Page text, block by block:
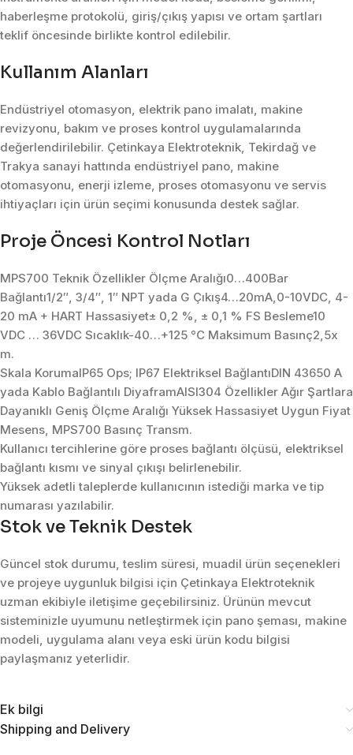
haberleşme protokolü, giriş/çıkış yapısı ve ortam şartları
teklif öncesinde birlikte kontrol edilebilir.
Kullanım Alanları
Endüstriyel otomasyon, elektrik pano imalatı, makine
revizyonu, bakım ve proses kontrol uygulamalarında
değerlendirilebilir. Çetinkaya Elektroteknik, Tekirdağ ve
Trakya sanayi hattında endüstriyel pano, makine
otomasyonu, enerji izleme, proses otomasyonu ve servis
ihtiyaçları için ürün seçimi konusunda destek sağlar.
Proje Öncesi Kontrol Notları
MPS700 Teknik Özellikler Ölçme Aralığı0…400Bar
Bağlantı1/2″, 3/4″, 1″ NPT yada G Çıkış4…20mA,0-10VDC, 4-
20 mA + HART Hassasiyet± 0,2 %, ± 0,1 % FS Besleme10
VDC … 36VDC Sıcaklık-40…+125 °C Maksimum Basınç2,5x
m.
Skala KorumaIP65 Ops; IP67 Elektriksel BağlantıDIN 43650 A
yada Kablo Bağlantılı DiyaframAISI304 Özellikler Ağır Şartlara
Dayanıklı Geniş Ölçme Aralığı Yüksek Hassasiyet Uygun Fiyat
Mesens, MPS700 Basınç Transm.
Kullanıcı tercihlerine göre proses bağlantı ölçüsü, elektriksel
bağlantı kısmı ve sinyal çıkışı belirlenebilir.
Yüksek adetli taleplerde kullanıcının istediği marka ve tip
numarası yazılabilir.
Stok ve Teknik Destek
Güncel stok durumu, teslim süresi, muadil ürün seçenekleri
ve projeye uygunluk bilgisi için Çetinkaya Elektroteknik
uzman ekibiyle iletişime geçebilirsiniz. Ürünün mevcut
sisteminizle uyumunu netleştirmek için pano şeması, makine
modeli, uygulama alanı veya eski ürün kodu bilgisi
paylaşmanız yeterlidir.
Ek bilgi
Shipping and Delivery